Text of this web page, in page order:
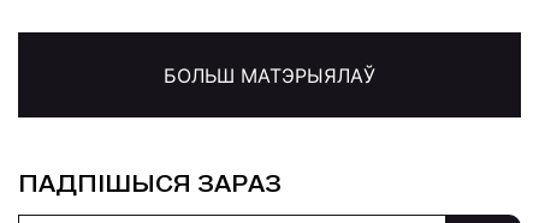
БОЛЬШ МАТЭРЫЯЛАЎ
ПАДПІШЫСЯ ЗАРАЗ